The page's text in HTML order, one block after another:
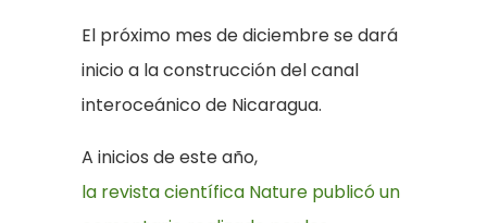
El próximo mes de diciembre se dará
inicio a la construcción del canal
interoceánico de Nicaragua.
A inicios de este año,
la revista científica Nature publicó un